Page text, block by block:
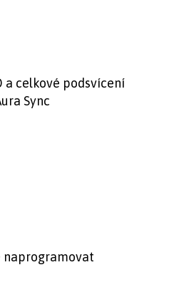
a celkové podsvícení
Sync
naprogramovat